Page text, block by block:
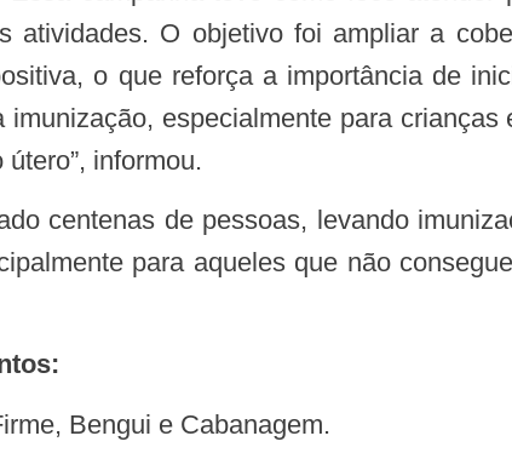
O objetivo foi ampliar a
o que reforça a importância de
especialmente para crianças
informou.
para aqueles que não
Bengui e Cabanagem.